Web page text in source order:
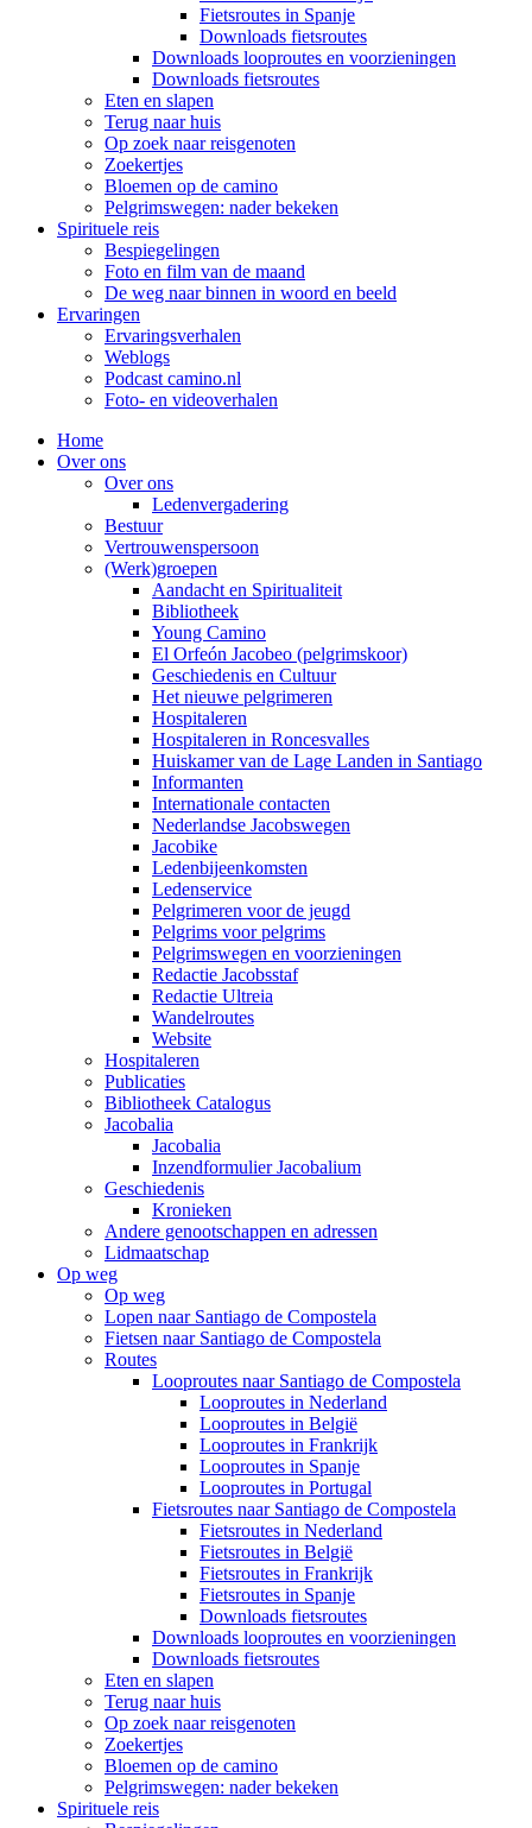
Fietsroutes in Spanje
Downloads fietsroutes
Downloads looproutes en voorzieningen
Downloads fietsroutes
Eten en slapen
Terug naar huis
Op zoek naar reisgenoten
Zoekertjes
Bloemen op de camino
Pelgrimswegen: nader bekeken
Spirituele reis
Bespiegelingen
Foto en film van de maand
De weg naar binnen in woord en beeld
Ervaringen
Ervaringsverhalen
Weblogs
Podcast camino.nl
Foto- en videoverhalen
Home
Over ons
Over ons
Ledenvergadering
Bestuur
Vertrouwenspersoon
(Werk)groepen
Aandacht en Spiritualiteit
Bibliotheek
Young Camino
El Orfeón Jacobeo (pelgrimskoor)
Geschiedenis en Cultuur
Het nieuwe pelgrimeren
Hospitaleren
Hospitaleren in Roncesvalles
Huiskamer van de Lage Landen in Santiago
Informanten
Internationale contacten
Nederlandse Jacobswegen
Jacobike
Ledenbijeenkomsten
Ledenservice
Pelgrimeren voor de jeugd
Pelgrims voor pelgrims
Pelgrimswegen en voorzieningen
Redactie Jacobsstaf
Redactie Ultreia
Wandelroutes
Website
Hospitaleren
Publicaties
Bibliotheek Catalogus
Jacobalia
Jacobalia
Inzendformulier Jacobalium
Geschiedenis
Kronieken
Andere genootschappen en adressen
Lidmaatschap
Op weg
Op weg
Lopen naar Santiago de Compostela
Fietsen naar Santiago de Compostela
Routes
Looproutes naar Santiago de Compostela
Looproutes in Nederland
Looproutes in België
Looproutes in Frankrijk
Looproutes in Spanje
Looproutes in Portugal
Fietsroutes naar Santiago de Compostela
Fietsroutes in Nederland
Fietsroutes in België
Fietsroutes in Frankrijk
Fietsroutes in Spanje
Downloads fietsroutes
Downloads looproutes en voorzieningen
Downloads fietsroutes
Eten en slapen
Terug naar huis
Op zoek naar reisgenoten
Zoekertjes
Bloemen op de camino
Pelgrimswegen: nader bekeken
Spirituele reis